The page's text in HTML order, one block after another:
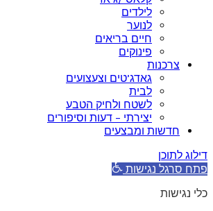
לילדים
לנוער
חיים בריאים
פינוקים
צרכנות
גאדג’טים וצעצועים
לבית
לשטח ולחיק הטבע
יצירתי – דעות וסיפורים
חדשות ומבצעים
דילוג לתוכן
פתח סרגל נגישות
כלי נגישות